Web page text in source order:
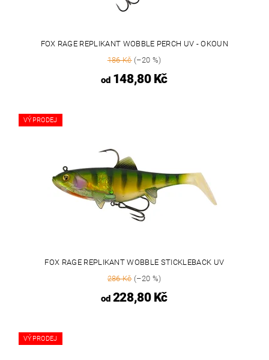
FOX RAGE REPLIKANT WOBBLE PERCH UV - OKOUN
186 Kč(–20 %)
od148,80 Kč
VÝPRODEJ
FOX RAGE REPLIKANT WOBBLE STICKLEBACK UV
286 Kč(–20 %)
od228,80 Kč
VÝPRODEJ